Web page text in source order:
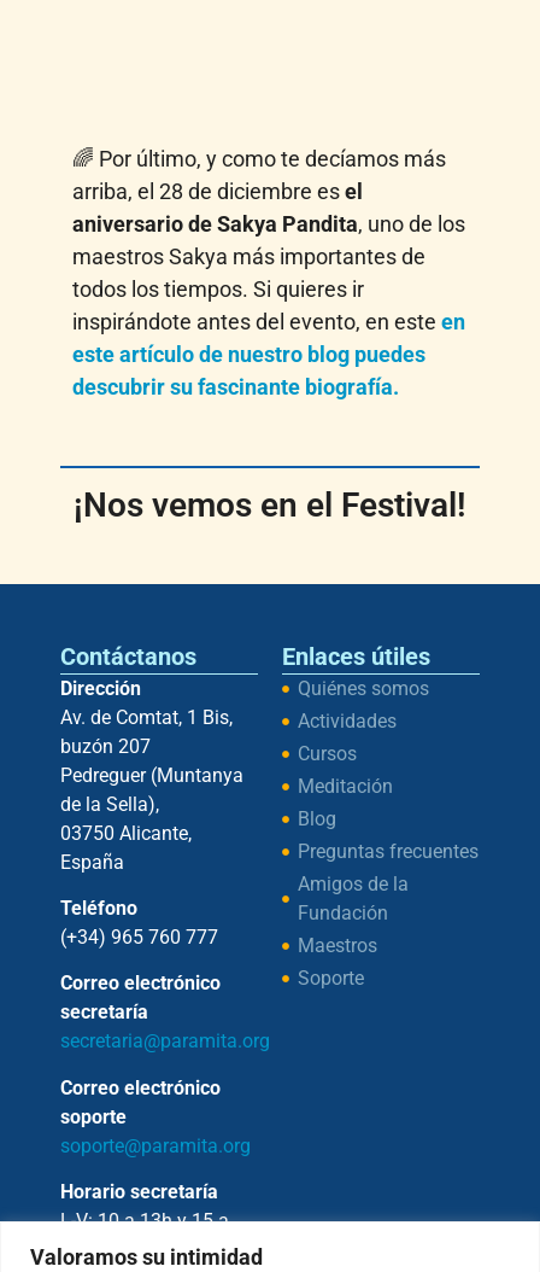
Valoramos su intimidad
🌈 Por último, y como te decíamos más
arriba, el 28 de diciembre esel
aniversario de Sakya Pandita, uno de los
maestros Sakya más importantes de
todos los tiempos. Si quieres ir
inspirándote antes del evento, en este en
este artículo de nuestro blog puedes
descubrir su fascinante biografía.
¡Nos vemos en el Festival!
Contáctanos
Dirección
Av. de Comtat, 1 Bis,
buzón 207
Pedreguer (Muntanya
de la Sella),
03750 Alicante,
España
Teléfono
(+34) 965 760 777
Correo electrónico
secretaría
secretaria@paramita.org
Correo electrónico
soporte
soporte@paramita.org
Horario secretaría
L-V: 10 a 13h y 15 a
17h
Enlaces útiles
Quiénes somos
Actividades
Cursos
Meditación
Blog
Preguntas frecuentes
Amigos de la
Fundación
Maestros
Soporte